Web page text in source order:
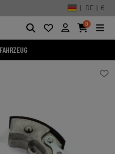
| DE | €
0